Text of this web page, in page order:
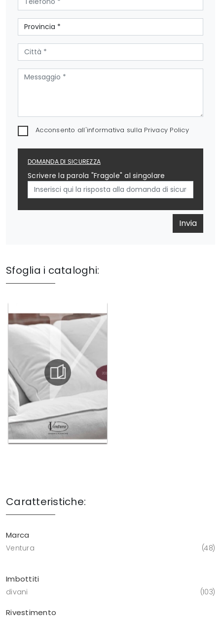
Acconsento all'informativa sulla Privacy Policy
DOMANDA DI SICUREZZA
Scrivere la parola "Fragole" al singolare
Invia
Sfoglia i cataloghi:
Caratteristiche:
Marca
Ventura 48
Imbottiti
divani 103
Rivestimento